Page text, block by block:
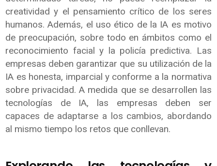
creatividad y el pensamiento crítico de los seres
humanos. Además, el uso ético de la IA es motivo
de preocupación, sobre todo en ámbitos como el
reconocimiento facial y la policía predictiva. Las
empresas deben garantizar que su utilización de la
IA es honesta, imparcial y conforme a la normativa
sobre privacidad. A medida que se desarrollen las
tecnologías de IA, las empresas deben ser
capaces de adaptarse a los cambios, abordando
al mismo tiempo los retos que conllevan.